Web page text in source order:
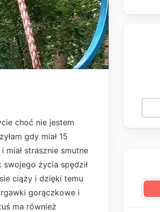
choć nie jestem
gdy miał 15
miał strasznie smutne
życia spędził
ciąży i dzięki temu
gorączkowe i
ma również